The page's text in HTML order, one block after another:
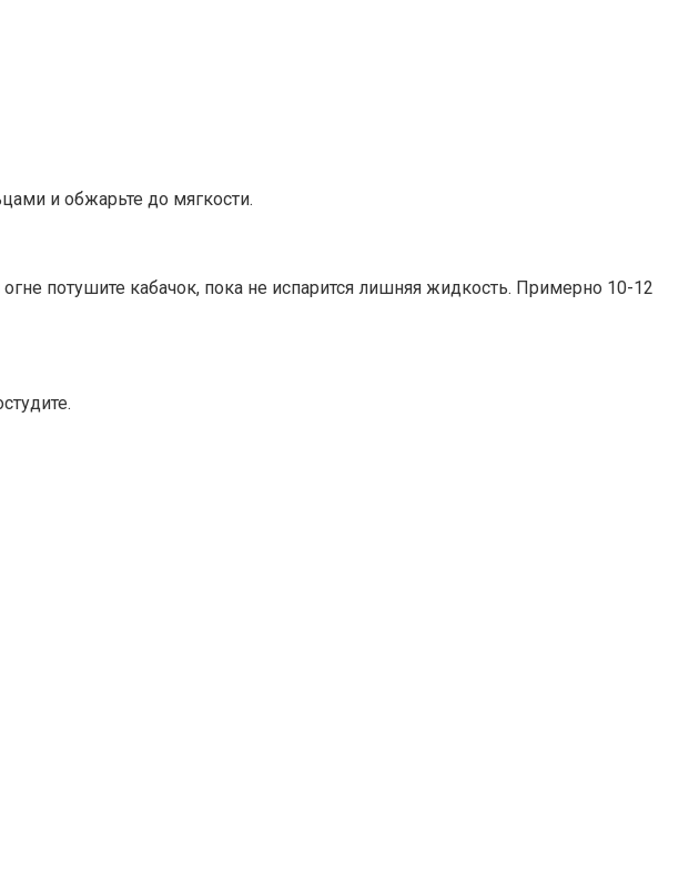
и обжарьте до мягкости.
потушите кабачок, пока не испарится лишняя жидкость. Примерно 10-12